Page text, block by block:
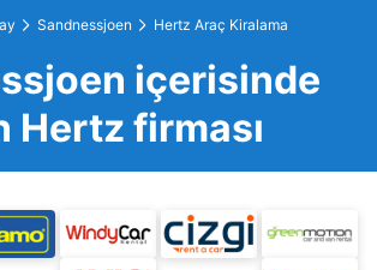
Sandnessjoen Hertz Araç Kiralama
içerisinde
Hertz firması